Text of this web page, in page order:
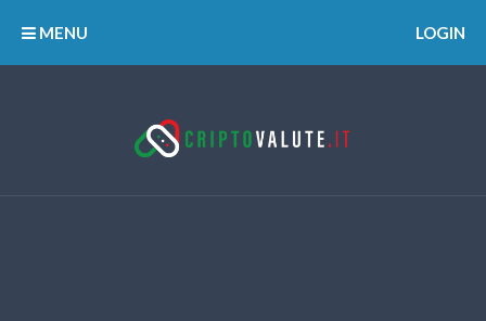
MENU LOGIN